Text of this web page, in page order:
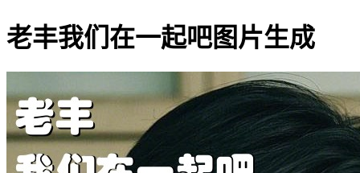
老丰我们在一起吧图片生成